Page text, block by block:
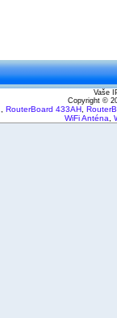
Vaše
Copyright ©
RouterBoard 433AH
WiFi Anténa